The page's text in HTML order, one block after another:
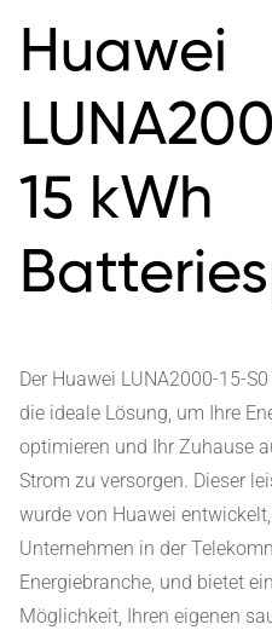
Huawei
15 kWh
Der Huawei LUNA2000-15-
die ideale Lösung, um Ihre
optimieren und Ihr Zuhause
Strom zu versorgen. Dieser
wurde von Huawei
Unternehmen in der
Energiebranche, und bietet
Möglichkeit, Ihren eigenen